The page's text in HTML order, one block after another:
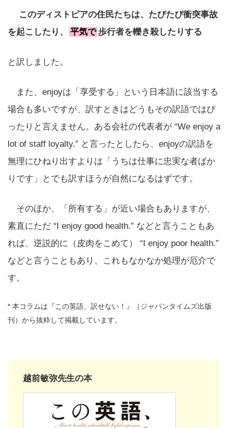
このディストピアの住民たちは、たびたび衝突事故
を起こしたり、
平気で 歩行者を轢き殺したりする
と訳しました。
また、enjoyは「享受する」という日本語に該当する
場合も多いですが、訳すときはどうもその訳語ではぴ
ったりと言えません。ある会社の代表者が “We enjoy a
lot of staff loyalty.” と言ったとしたら、enjoyの訳語を
無理にひねり出すよりは「うちは仕事に忠実な者ばか
りです」とでも訳すほうが自然になるはずです。
そのほか、「所有する」が近い場合もありますが、
素直にただ “I enjoy good health.” などと言うこともあ
れば、逆説的に（皮肉をこめて） “I enjoy poor health.”
などと言うこともあり、これもなかなか処理が厄介で
す。
* 本コラムは『この英語、訳せない！』（ジャパンタイムズ出版
刊）から抜粋して掲載しています。
越前敏弥先生の本